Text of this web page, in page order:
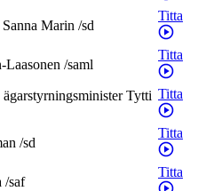
Sanna Marin /sd
Titta
Laasonen /saml
Titta
Tytti Titta
/sd
Titta
/saf
Titta